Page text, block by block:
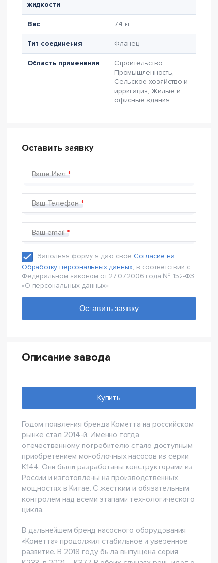
жидкости
Вес 74 кг
Тип соединения Фланец
Область применения
Строительство,
Промышленность,
Сельское хозяйство и
ирригация, Жилые и
офисные здания
Оставить заявку
Ваше Имя
Ваш Телефон
Ваш email
Заполняя форму я даю своё Согласие на
Обработку персональных данных, в соответствии с
Федеральном законом от 27.07.2006 года № 152-Ф3
«О персональных данных».
Описание завода
Купить
Годом появления бренда Кометта на российском
рынке стал 2014-й. Именно тогда
отечественному потребителю стало доступным
приобретением моноблочных насосов из серии
К144. Они были разработаны конструкторами из
России и изготовлены на производственных
мощностях в Китае. С жестким и обязательным
контролем над всеми этапами технологического
цикла.
В дальнейшем бренд насосного оборудования
«Кометта» продолжил стабильное и уверенное
развитие. В 2018 году была выпущена серия